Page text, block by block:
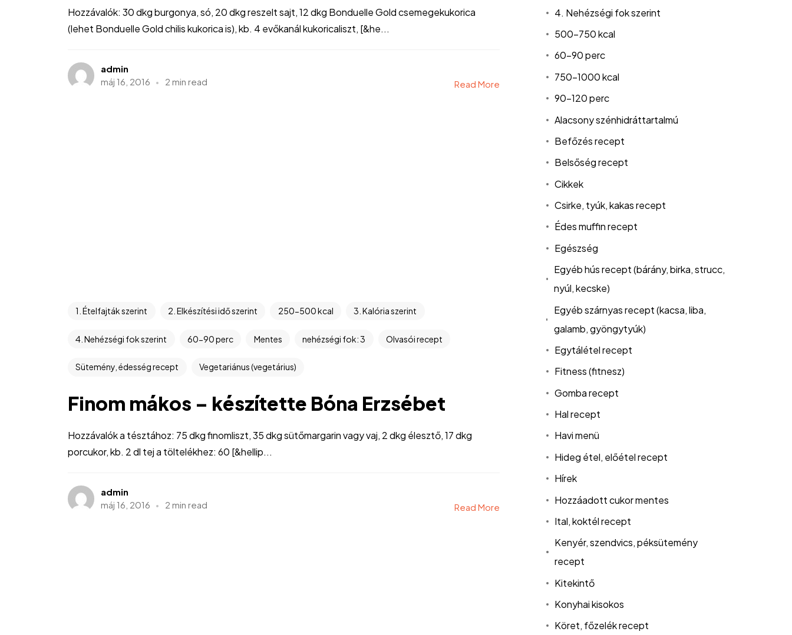
Hozzávalók: 30 dkg burgonya, só, 20 dkg reszelt sajt, 12 dkg Bonduelle Gold csemegekukorica
(lehet Bonduelle Gold chilis kukorica is), kb. 4 evőkanál kukoricaliszt, [&he...
admin
máj 16, 2016
2 min read Read More
1. Ételfajták szerint 2. Elkészítési idő szerint 250-500 kcal 3. Kalória szerint
4. Nehézségi fok szerint 60-90 perc Mentes nehézségi fok: 3 Olvasói recept
Sütemény, édesség recept Vegetariánus (vegetárius)
Finom mákos – készítette Bóna Erzsébet
Hozzávalók a tésztához: 75 dkg finomliszt, 35 dkg sütőmargarin vagy vaj, 2 dkg élesztő, 17 dkg
porcukor, kb. 2 dl tej a töltelékhez: 60 [&hellip...
admin
máj 16, 2016
2 min read Read More
4. Nehézségi fok szerint
500-750 kcal
60-90 perc
750-1000 kcal
90-120 perc
Alacsony szénhidráttartalmú
Befőzés recept
Belsőség recept
Cikkek
Csirke, tyúk, kakas recept
Édes muffin recept
Egészség
Egyéb hús recept (bárány, birka, strucc,
nyúl, kecske)
Egyéb szárnyas recept (kacsa, liba,
galamb, gyöngytyúk)
Egytálétel recept
Fitness (fitnesz)
Gomba recept
Hal recept
Havi menü
Hideg étel, előétel recept
Hírek
Hozzáadott cukor mentes
Ital, koktél recept
Kenyér, szendvics, péksütemény
recept
Kitekintő
Konyhai kisokos
Köret, főzelék recept